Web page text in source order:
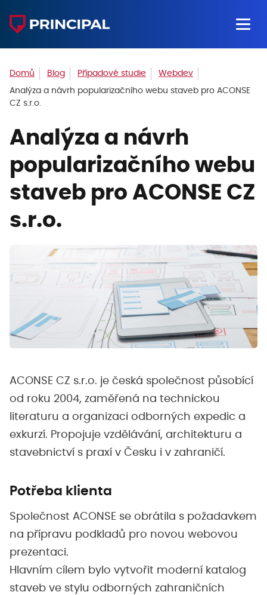
Domů Blog Případové studie Webdev
Analýza a návrh popularizačního webu staveb pro ACONSE
CZ s.r.o.
Analýza a návrh
popularizačního webu
staveb pro ACONSE CZ
s.r.o.
ACONSE CZ s.r.o. je česká společnost působící
od roku 2004, zaměřená na technickou
literaturu a organizaci odborných expedic a
exkurzí. Propojuje vzdělávání, architekturu a
stavebnictví s praxí v Česku i v zahraničí.
Potřeba klienta
Společnost ACONSE se obrátila s požadavkem
na přípravu podkladů pro novou webovou
prezentaci.
Hlavním cílem bylo vytvořit moderní katalog
staveb ve stylu odborných zahraničních